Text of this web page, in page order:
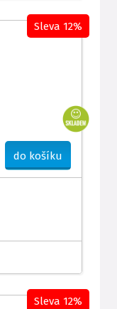
do košíku
Sleva 12%
Sleva 12%